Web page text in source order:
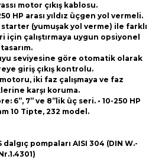
motor çıkış kablosu.
HP arası yıldız üçgen yol vermeli.
starter (yumuşak yol verme) ile farklı
çalıştırmaya uygun opsiyonel
tasarım.
seviyesine göre otomatik olarak
giriş çıkış kontrolu.
iki faz çalışmaya ve faz
karşı koruma.
6”, 7” ve 8”lik üç seri. • 10-250 HP
10 Tipte, 232 model .
dalgıç pompaları AISI 304 (DIN W.-